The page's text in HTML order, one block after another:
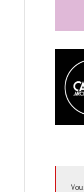
/ MULTI